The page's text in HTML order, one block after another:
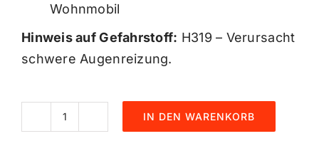
Wohnmobil
Hinweis auf Gefahrstoff: H319 – Verursacht
schwere Augenreizung.
IN DEN WARENKORB